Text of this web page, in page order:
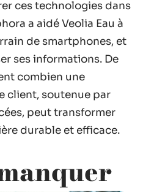
ces technologies dans
a aidé Veolia Eau à
de smartphones, et
ses informations. De
combien une
client, soutenue par
peut transformer
durable et efficace.